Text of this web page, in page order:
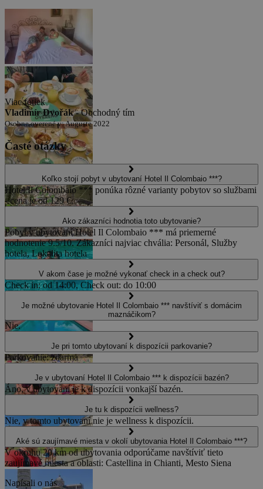
Viac fotiek
Vladimír Dvořák -Obchodný tím
Osobne overené v: Auguste 2022
Časté otázky
Koľko stojí pobyt v ubytovaní Hotel Il Colombaio ***?
Hotel Il Colombaio *** ponúka rôzné varianty pobytov so službami
- cena je od 129 €.
Ako zákazníci hodnotia toto ubytovanie?
Pobyt v ubytovaní Hotel Il Colombaio *** má priemerné
hodnotenie 9.5/10. Zákazníci najviac chvália: Personál, Služby
hotela, Lokalita hotela
V akom čase je možné vykonať check in a check out?
Check in: od 14:00, Check out: do 10:00
Je možné ubytovanie Hotel Il Colombaio *** navštíviť s domácim
maznáčikom?
Nie.
Je pri tomto ubytovaní k dispozícii parkovanie?
Parkovanie: zdarma
Je v ubytovaní Hotel Il Colombaio *** k dispozícii bazén?
Áno, v ubytovaní je k dispozícii vonkajší bazén.
Je tu k dispozícii wellness?
Nie, v tomto ubytovaní nie je wellness k dispozícii.
Aké sú zaujímavé miesta v okolí ubytovania Hotel Il Colombaio ***?
V okruhu 20 km od ubytovania odporúčame navštíviť tieto
zaujímavé miesta a oblasti: Castellina in Chianti, Mesto Siena
Napísali o nás